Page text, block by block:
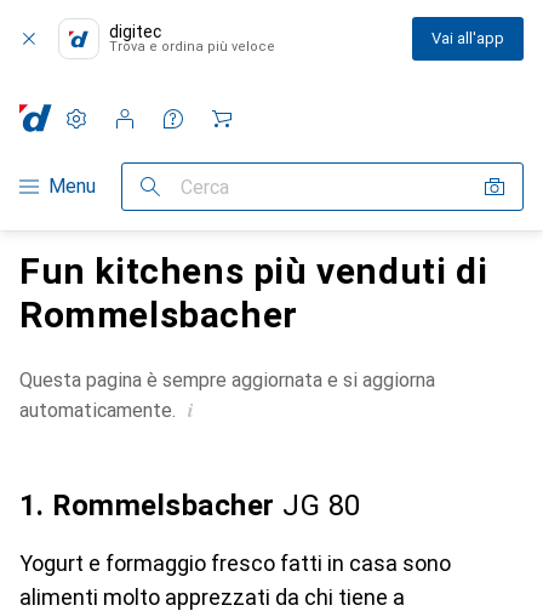
digitec
Trova e ordina più veloce Vai all'app
Categoria Navigazione
Menu Cerca
Impostazioni
Conto cliente
Liste di confronto
Liste dei desideri
Carrello
Fun kitchens più venduti di
Rommelsbacher
Questa pagina è sempre aggiornata e si aggiorna
automaticamente. i
1. Rommelsbacher JG 80
Yogurt e formaggio fresco fatti in casa sono
alimenti molto apprezzati da chi tiene a